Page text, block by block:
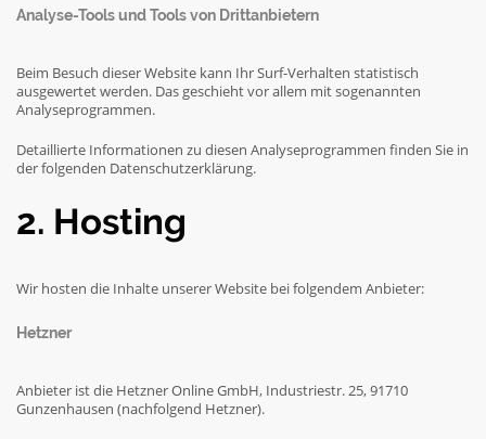
Analyse-Tools und Tools von Dritt­anbietern
Beim Besuch dieser Website kann Ihr Surf-Verhalten statistisch
ausgewertet werden. Das geschieht vor allem mit sogenannten
Analyseprogrammen.
Detaillierte Informationen zu diesen Analyseprogrammen finden Sie in
der folgenden Datenschutzerklärung.
2. Hosting
Wir hosten die Inhalte unserer Website bei folgendem Anbieter:
Hetzner
Anbieter ist die Hetzner Online GmbH, Industriestr. 25, 91710
Gunzenhausen (nachfolgend Hetzner).